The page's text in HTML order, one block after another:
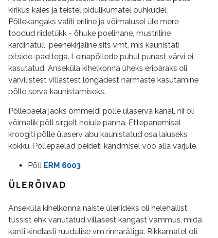
kirikus käies ja teistel pidulikumatel puhkudel.
Põllekangaks valiti eriline ja võimalusel üle mere
toodud riidetükk - õhuke poelinane, mustriline
kardinatüll, peenekirjaline sits vmt, mis kaunistati
pitside-paeltega. Leinapõllede puhul punast värvi ei
kasutatud. Anseküla kihelkonna üheks eripäraks oli
värvilistest villastest lõngadest narmaste kasutamine
põlle serva kaunistamiseks.
Põllepaela jaoks õmmeldi põlle ülaserva kanal, nii oli
võimalik põll sirgelt hoiule panna. Ettepanemisel
kroogiti põlle ülaserv abu kaunistatud osa laiuseks
kokku. Põllepaelad peideti kandmisel vöö alla varjule.
Põll ERM 6003
ÜLERÕIVAD
Anseküla kihelkonna naiste üleriideks oli helehallist
tüssist ehk vanutatud villasest kangast vammus, mida
kanti kindlasti ruudulise vm rinnarätiga. Rikkamatel oli